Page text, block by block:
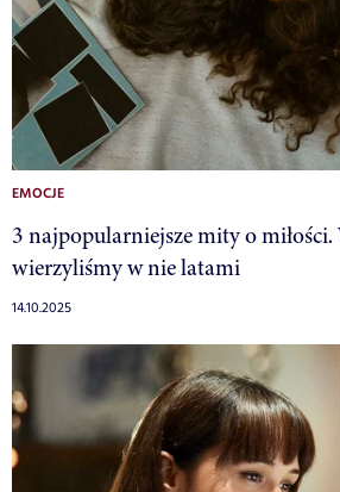
EMOCJE
3 najpopularniejsze mity o miłości.
wierzyliśmy w nie latami
14.10.2025